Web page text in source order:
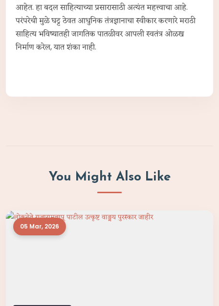
आहेत. हा बदल साहित्याच्या प्रसारासाठी अत्यंत महत्त्वाचा आहे.
परंपरेची मुळे घट्ट ठेवत आधुनिक तंत्रज्ञानाचा स्वीकार करणारे मराठी
साहित्य भविष्यातही जागतिक पातळीवर आपली स्वतंत्र ओळख
निर्माण करेल, यात शंका नाही.
You Might Also Like
05 Mar, 2026